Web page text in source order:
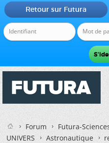
Retour sur Futura
Forum
Futura-
UNIVERS
Astronautique